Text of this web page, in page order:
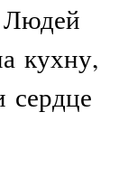
Людей
кухну,
сердце